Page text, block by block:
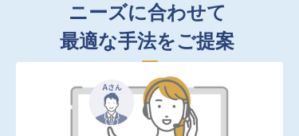
ニーズに合わせて
最適な手法をご提案